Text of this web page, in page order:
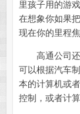
里孩子用的游
在想象你如果
现在你的里程
高通公司还
可以根据汽车
本的计算机或
控制，或者计